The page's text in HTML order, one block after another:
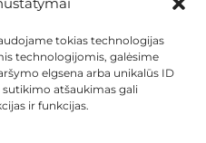
tokias technologijas
technologijomis, galėsime
elgsena arba unikalūs ID
sutikimo atšaukimas gali
ir funkcijas.
PROJEKTAI
TAISYKLĖS
PRISTATYMAS
PRIVATUMO POLITIKA